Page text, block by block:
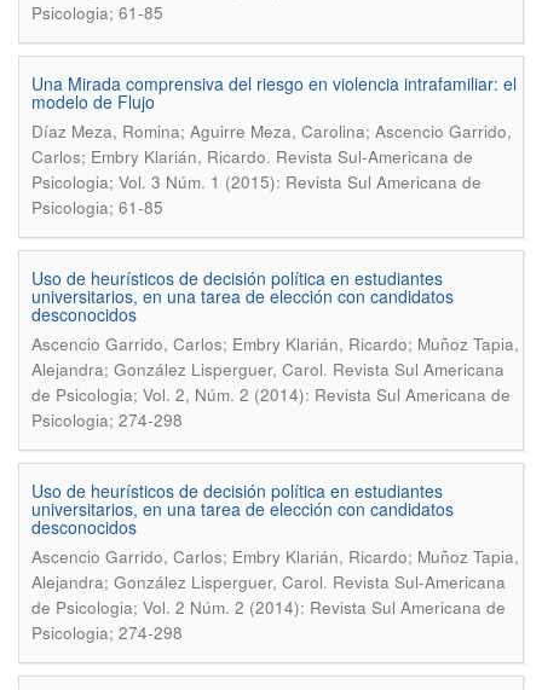
Psicologia; 61-85
Una Mirada comprensiva del riesgo en violencia intrafamiliar: el
modelo de Flujo
Dí­az Meza, Romina; Aguirre Meza, Carolina; Ascencio Garrido,
Carlos; Embry Klarián, Ricardo. Revista Sul-Americana de
Psicologia; Vol. 3 Núm. 1 (2015): Revista Sul Americana de
Psicologia; 61-85
Uso de heurísticos de decisión política en estudiantes
universitarios, en una tarea de elección con candidatos
desconocidos
Ascencio Garrido, Carlos; Embry Klarián, Ricardo; Muñoz Tapia,
Alejandra; González Lisperguer, Carol. Revista Sul Americana
de Psicologia; Vol. 2, Núm. 2 (2014): Revista Sul Americana de
Psicologia; 274-298
Uso de heurí­sticos de decisión polí­tica en estudiantes
universitarios, en una tarea de elección con candidatos
desconocidos
Ascencio Garrido, Carlos; Embry Klarián, Ricardo; Muñoz Tapia,
Alejandra; González Lisperguer, Carol. Revista Sul-Americana
de Psicologia; Vol. 2 Núm. 2 (2014): Revista Sul Americana de
Psicologia; 274-298